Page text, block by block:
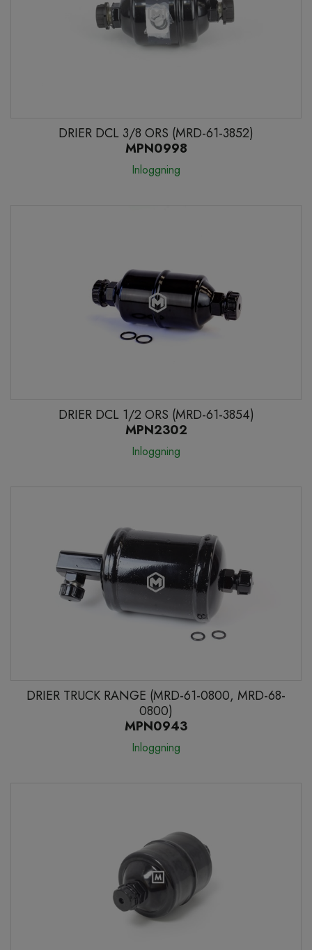
DRIER DCL 3/8 ORS (MRD-61-3852)
MPN0998
Inloggning
DRIER DCL 1/2 ORS (MRD-61-3854)
MPN2302
Inloggning
DRIER TRUCK RANGE (MRD-61-0800, MRD-68-
0800)
MPN0943
Inloggning